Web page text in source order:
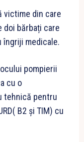
victime din care
doi bărbați care
medicale.
pompierii
cu o
tehnică pentru
B2 și TIM) cu